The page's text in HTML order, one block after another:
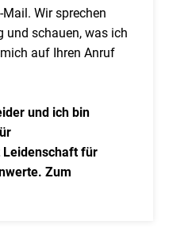
Wir sprechen
und schauen, was ich
auf Ihren Anruf
und ich bin
für
Zum